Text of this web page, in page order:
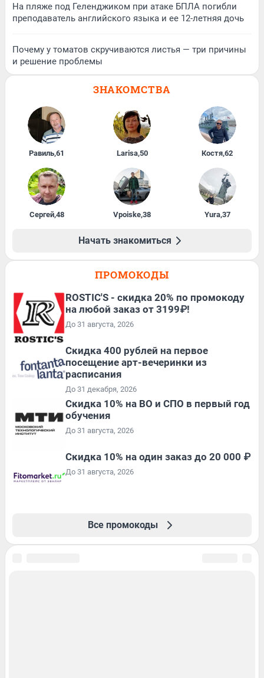
На пляже под Геленджиком при атаке БПЛА погибли
преподаватель английского языка и ее 12-летняя дочь
Почему у томатов скручиваются листья — три причины
и решение проблемы
ЗНАКОМСТВА
Равиль,61 Larisa,50 Костя,62
Сергей,48 Vpoiske,38 Yura,37
Начать знакомиться
ПРОМОКОДЫ
ROSTIC'S - скидка 20% по промокоду
на любой заказ от 3199₽!
До 31 августа, 2026
Cкидка 400 рублей на первое
посещение арт-вечеринки из
расписания
До 31 декабря, 2026
Скидка 10% на ВО и СПО в первый год
обучения
До 31 августа, 2026
Скидка 10% на один заказ до 20 000 ₽
До 31 августа, 2026
Все промокоды